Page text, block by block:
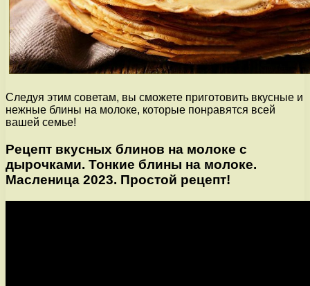
Следуя этим советам, вы сможете приготовить вкусные и
нежные блины на молоке, которые понравятся всей
вашей семье!
Рецепт вкусных блинов на молоке с
дырочками. Тонкие блины на молоке.
Масленица 2023. Простой рецепт!